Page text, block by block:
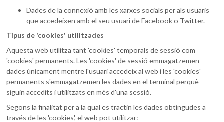
Dades de la connexió amb les xarxes socials per als usuaris
que accedeixen amb el seu usuari de Facebook o Twitter.
Tipus de 'cookies' utilitzades
Aquesta web utilitza tant 'cookies' temporals de sessió com
'cookies' permanents. Les 'cookies' de sessió emmagatzemen
dades únicament mentre l'usuari accedeix al web i les 'cookies'
permanents s'emmagatzemen les dades en el terminal perquè
siguin accedits i utilitzats en més d'una sessió.
Segons la finalitat per a la qual es tractin les dades obtingudes a
través de les 'cookies', el web pot utilitzar: